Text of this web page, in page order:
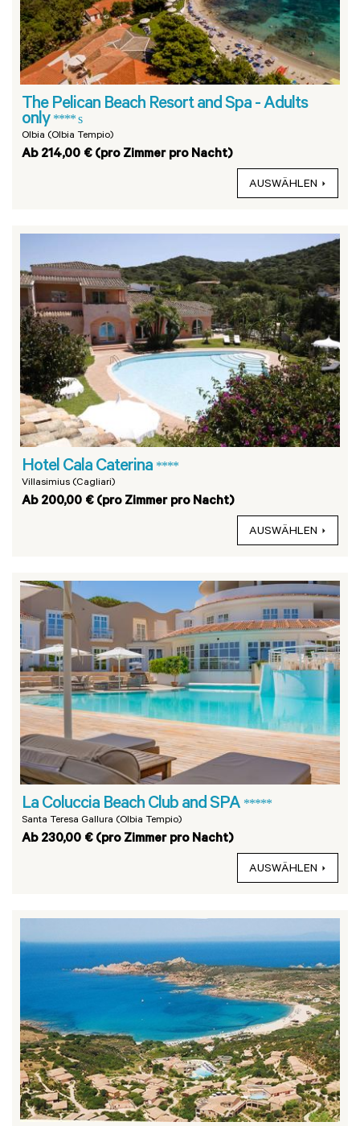
The Pelican Beach Resort and Spa - Adults
only **** s
Olbia (Olbia Tempio)
Ab 214,00 € (pro Zimmer pro Nacht)
AUSWÄHLEN
Hotel Cala Caterina ****
Villasimius (Cagliari)
Ab 200,00 € (pro Zimmer pro Nacht)
AUSWÄHLEN
La Coluccia Beach Club and SPA *****
Santa Teresa Gallura (Olbia Tempio)
Ab 230,00 € (pro Zimmer pro Nacht)
AUSWÄHLEN